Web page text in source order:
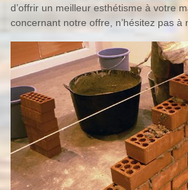
d’offrir un meilleur esthétisme à votre
concernant notre offre, n’hésitez pas à